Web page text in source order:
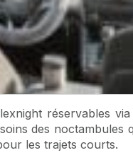
réservables
des
les trajets courts.